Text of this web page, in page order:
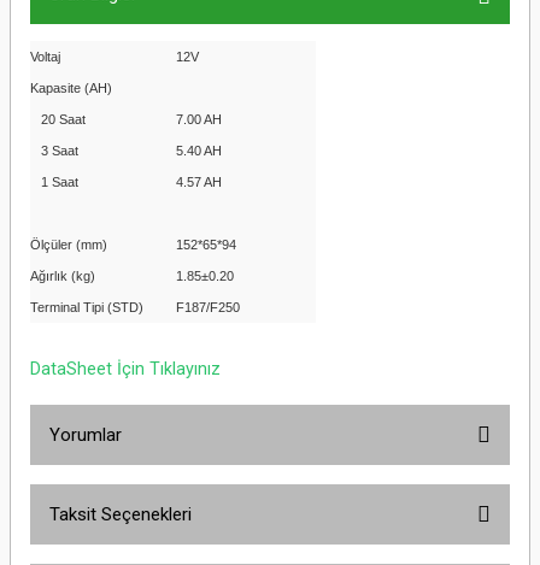
Voltaj 12V
Kapasite (AH)
20 Saat 7.00 AH
3 Saat 5.40 AH
1 Saat 4.57 AH
Ölçüler (mm) 152*65*94
Ağırlık (kg) 1.85±0.20
Terminal Tipi (STD) F187/F250
DataSheet İçin Tıklayınız
Yorumlar
Taksit Seçenekleri